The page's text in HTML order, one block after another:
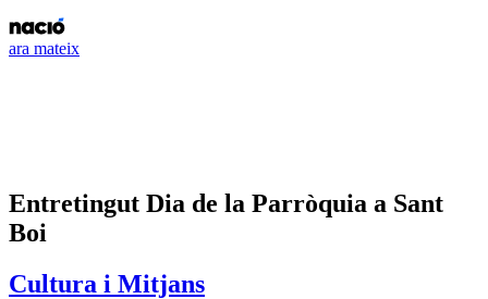
ara mateix
Entretingut Dia de la Parròquia a Sant
Boi
Cultura i Mitjans